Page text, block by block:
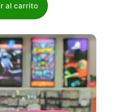
al carrito